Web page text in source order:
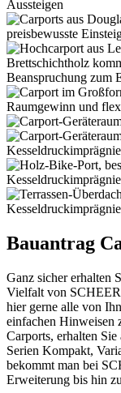
Bauantrag
Ganz sicher erhalten
Vielfalt von
hier gerne alle von
einfachen Hinweisen
Carports, erhalten
Serien Kompakt,
bekommt man bei
Erweiterung bis hin